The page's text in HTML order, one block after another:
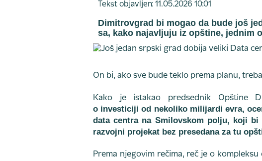
Tekst objavljen: 11.05.2026 10:01
Dimitrovgrad bi mogao da bude još
sa, kako najavljuju iz opštine, jednim
On bi, ako sve bude teklo prema planu,
Kako je istakao predsednik Opštine
o investiciji od nekoliko milijardi evra,
data centra na Smilovskom polju, koji
razvojni projekat bez presedana za tu
Prema njegovim rečima, reč je o